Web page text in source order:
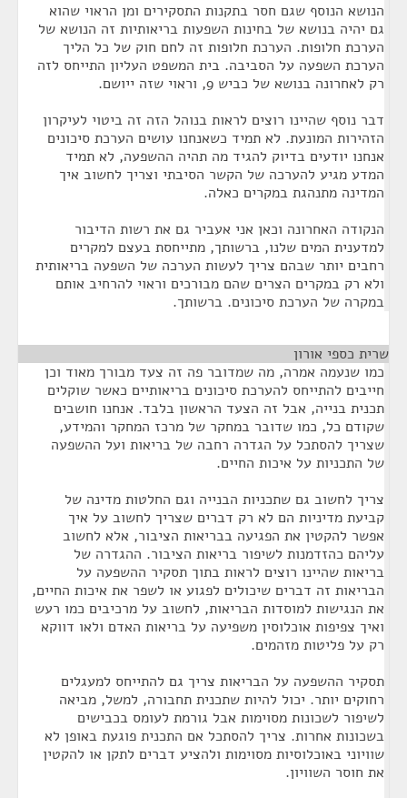
הנושא הנוסף שגם חסר בתקנות התסקירים ומן הראוי שהוא
גם יהיה בנושא של בחינות השפעות בריאותיות זה הנושא של
הערכת חלופות. הערכת חלופות זה לחם חוק של כל הליך
הערכת השפעה על הסביבה. בית המשפט העליון התייחס לזה
רק לאחרונה בנושא של כביש 9, וראוי שזה ייושם.
דבר נוסף שהיינו רוצים לראות בנוהל הזה זה ביטוי לעיקרון
הזהירות המונעת. לא תמיד כשאנחנו עושים הערכת סיכונים
אנחנו יודעים בדיוק להגיד מה תהיה ההשפעה, לא תמיד
המדע מגיע להערכה של הקשר הסיבתי וצריך לחשוב איך
המדינה מתנהגת במקרים כאלה.
הנקודה האחרונה וכאן אני אעביר גם את רשות הדיבור
למדענית המים שלנו, ברשותך, מתייחסת בעצם למקרים
רחבים יותר שבהם צריך לעשות הערכה של השפעה בריאותית
ולא רק במקרים הצרים שהם מבורכים וראוי להרחיב אותם
במקרה של הערכת סיכונים. ברשותך.
שרית כספי אורון
כמו שנעמה אמרה, מה שמדובר פה זה צעד מבורך מאוד וכן
חייבים להתייחס להערכת סיכונים בריאותיים כאשר שוקלים
תכנית בנייה, אבל זה הצעד הראשון בלבד. אנחנו חושבים
שקודם כל, כמו שדובר במחקר של מרכז המחקר והמידע,
שצריך להסתכל על הגדרה רחבה של בריאות ועל ההשפעה
של התכניות על איכות החיים.
צריך לחשוב גם שתכניות הבנייה וגם החלטות מדינה של
קביעת מדיניות הם לא רק דברים שצריך לחשוב על איך
אפשר להקטין את הפגיעה בבריאות הציבור, אלא לחשוב
עליהם כהזדמנות לשיפור בריאות הציבור. ההגדרה של
בריאות שהיינו רוצים לראות בתוך תסקיר ההשפעה על
הבריאות זה דברים שיכולים לפגוע או לשפר את איכות החיים,
את הנגישות למוסדות הבריאות, לחשוב על מרכיבים כמו רעש
ואיך צפיפות אוכלוסין משפיעה על בריאות האדם ולאו דווקא
רק על פליטות מזהמים.
תסקיר ההשפעה על הבריאות צריך גם להתייחס למעגלים
רחוקים יותר. יכול להיות שתכנית תחבורה, למשל, מביאה
לשיפור לשכונות מסוימות אבל גורמת לעומס בכבישים
בשכונות אחרות. צריך להסתכל אם התכנית פוגעת באופן לא
שוויוני באוכלוסיות מסוימות ולהציע דברים לתקן או להקטין
את חוסר השוויון.